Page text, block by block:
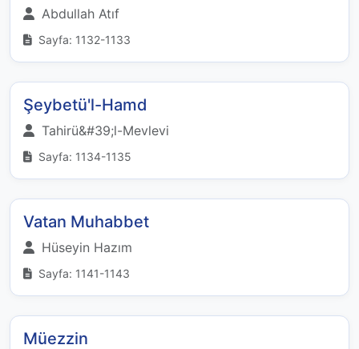
Abdullah Atıf
Sayfa: 1132-1133
Şeybetü'l-Hamd
Tahirü&#39;l-Mevlevi
Sayfa: 1134-1135
Vatan Muhabbet
Hüseyin Hazım
Sayfa: 1141-1143
Müezzin